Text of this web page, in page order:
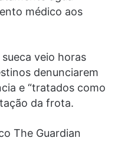
médico aos
veio horas
denunciarem
e “tratados como
da frota.
The Guardian